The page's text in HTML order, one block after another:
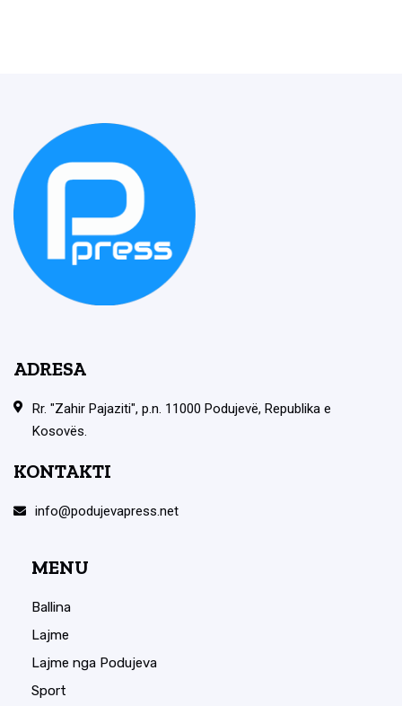
ADRESA
Rr. "Zahir Pajaziti", p.n. 11000 Podujevë, Republika e
Kosovës.
KONTAKTI
info@podujevapress.net
MENU
Ballina
Lajme
Lajme nga Podujeva
Sport